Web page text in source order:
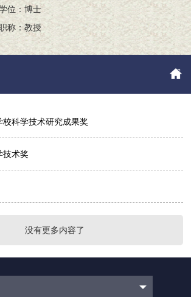
位：博士
称：教授
科学技术研究成果奖
技术奖
没有更多内容了